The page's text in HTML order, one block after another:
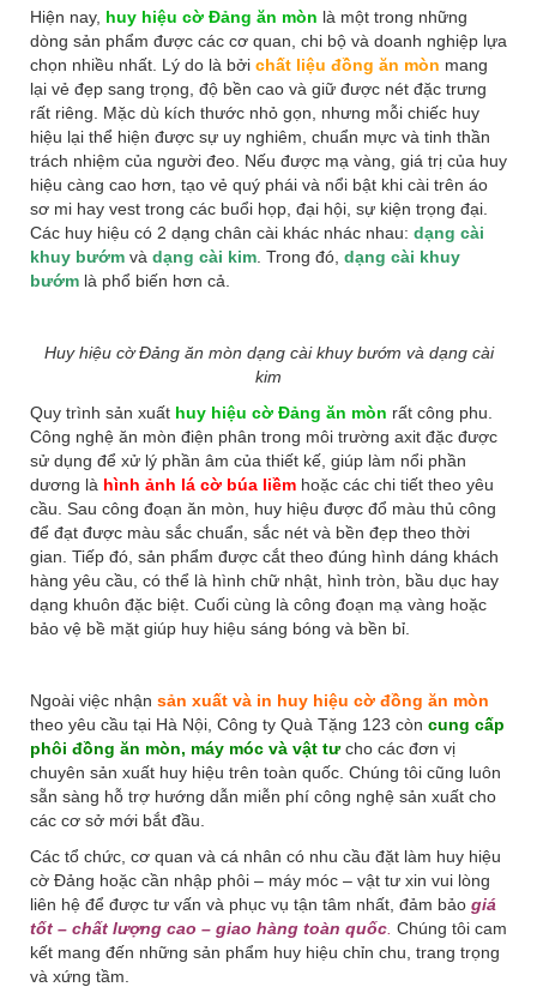
Hiện nay, huy hiệu cờ Đảng ăn mòn là một trong những
dòng sản phẩm được các cơ quan, chi bộ và doanh nghiệp lựa
chọn nhiều nhất. Lý do là bởi chất liệu đồng ăn mòn mang
lại vẻ đẹp sang trọng, độ bền cao và giữ được nét đặc trưng
rất riêng. Mặc dù kích thước nhỏ gọn, nhưng mỗi chiếc huy
hiệu lại thể hiện được sự uy nghiêm, chuẩn mực và tinh thần
trách nhiệm của người đeo. Nếu được mạ vàng, giá trị của huy
hiệu càng cao hơn, tạo vẻ quý phái và nổi bật khi cài trên áo
sơ mi hay vest trong các buổi họp, đại hội, sự kiện trọng đại.
Các huy hiệu có 2 dạng chân cài khác nhác nhau: dạng cài
khuy bướmvà dạng cài kim. Trong đó, dạng cài khuy
bướmlà phổ biến hơn cả.
Huy hiệu cờ Đảng ăn mòn dạng cài khuy bướm và dạng cài
kim
Quy trình sản xuất huy hiệu cờ Đảng ăn mòn rất công phu.
Công nghệ ăn mòn điện phân trong môi trường axit đặc được
sử dụng để xử lý phần âm của thiết kế, giúp làm nổi phần
dương là hình ảnh lá cờ búa liềm hoặc các chi tiết theo yêu
cầu. Sau công đoạn ăn mòn, huy hiệu được đổ màu thủ công
để đạt được màu sắc chuẩn, sắc nét và bền đẹp theo thời
gian. Tiếp đó, sản phẩm được cắt theo đúng hình dáng khách
hàng yêu cầu, có thể là hình chữ nhật, hình tròn, bầu dục hay
dạng khuôn đặc biệt. Cuối cùng là công đoạn mạ vàng hoặc
bảo vệ bề mặt giúp huy hiệu sáng bóng và bền bỉ.
Ngoài việc nhận sản xuất và in huy hiệu cờ đồng ăn mòn
theo yêu cầu tại Hà Nội, Công ty Quà Tặng 123 còn cung cấp
phôi đồng ăn mòn, máy móc và vật tưcho các đơn vị
chuyên sản xuất huy hiệu trên toàn quốc. Chúng tôi cũng luôn
sẵn sàng hỗ trợ hướng dẫn miễn phí công nghệ sản xuất cho
các cơ sở mới bắt đầu.
Các tổ chức, cơ quan và cá nhân có nhu cầu đặt làm huy hiệu
cờ Đảng hoặc cần nhập phôi – máy móc – vật tư xin vui lòng
liên hệ để được tư vấn và phục vụ tận tâm nhất, đảm bảo giá
tốt – chất lượng cao – giao hàng toàn quốc. Chúng tôi cam
kết mang đến những sản phẩm huy hiệu chỉn chu, trang trọng
và xứng tầm.